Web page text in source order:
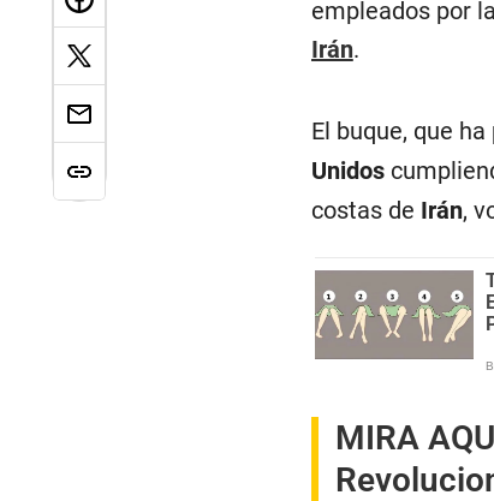
empleados por
Irán.
El buque, que
Unidos
costas de Irán,
MIRA